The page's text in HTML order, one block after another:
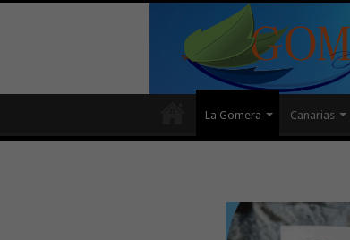
La Gomera Canarias